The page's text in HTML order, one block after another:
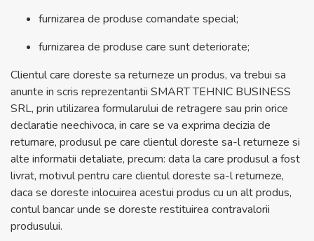
furnizarea de produse comandate special;
furnizarea de produse care sunt deteriorate;
Clientul care doreste sa returneze un produs, va trebui sa
anunte in scris reprezentantii SMART TEHNIC BUSINESS
SRL, prin utilizarea formularului de retragere sau prin orice
declaratie neechivoca, in care se va exprima decizia de
returnare, produsul pe care clientul doreste sa-l returneze si
alte informatii detaliate, precum: data la care produsul a fost
livrat, motivul pentru care clientul doreste sa-l returneze,
daca se doreste inlocuirea acestui produs cu un alt produs,
contul bancar unde se doreste restituirea contravalorii
produsului.